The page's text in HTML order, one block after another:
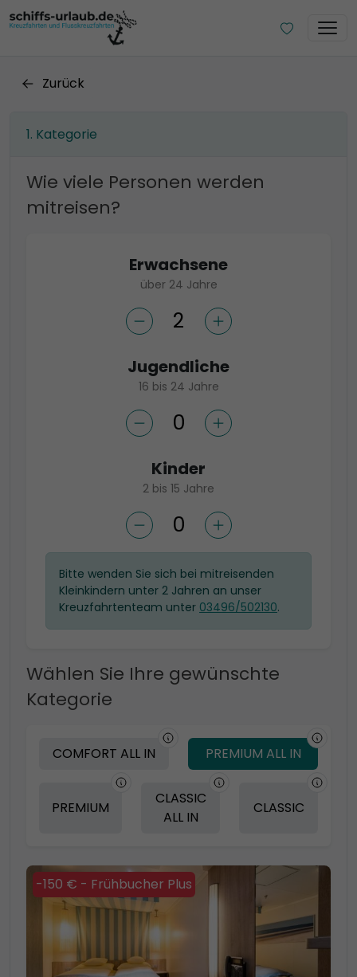
Zurück
Kategorie
Wie viele Personen werden
mitreisen?
Erwachsene
über 24 Jahre
Jugendliche
16 bis 24 Jahre
Kinder
2 bis 15 Jahre
Bitte wenden Sie sich bei mitreisenden
Kleinkindern unter 2 Jahren an unser
Kreuzfahrtenteam unter 03496/502130.
Wählen Sie Ihre gewünschte
Kategorie
COMFORT ALL IN PREMIUM ALL IN
PREMIUM
CLASSIC
ALL IN
CLASSIC
-150 € - Frühbucher Plus